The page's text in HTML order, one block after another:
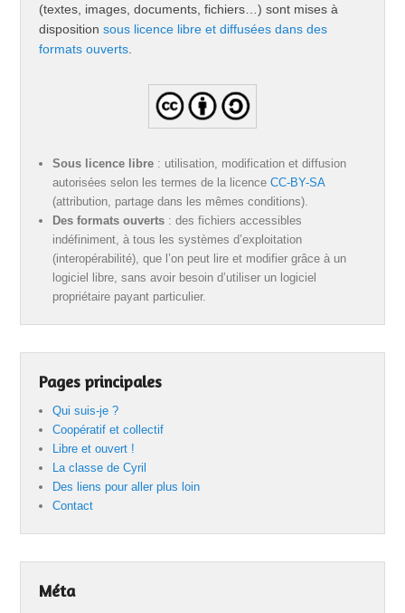
(textes, images, documents, fichiers…) sont mises à
dispositionsous licence libre et diffusées dans des
formats ouverts
Sous licence libre : utilisation, modification et diffusion
autorisées selon les termes de la licenceCC-BY-SA
(attribution, partage dans les mêmes conditions).
Des formats ouverts : des fichiers accessibles
indéfiniment, à tous les systèmes d’exploitation
(interopérabilité), que l’on peut lire et modifier grâce à un
logiciel libre, sans avoir besoin d’utiliser un logiciel
propriétaire payant particulier.
Pages principales
Qui suis-je ?
Coopératif et collectif
Libre et ouvert !
La classe de Cyril
Des liens pour aller plus loin
Contact
Méta